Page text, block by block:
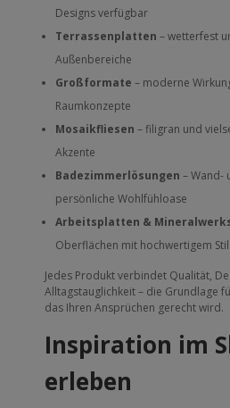
Designs verfügbar
Terrassenplatten – wetterfest
Außenbereiche
Großformate – moderne
Raumkonzepte
Mosaikfliesen – filigran und
Akzente
Badezimmerlösungen – Wand-
persönliche Wohlfühloase
Arbeitsplatten &
Oberflächen mit hochwertigem Stil
Jedes Produkt verbindet Qualität,
Alltagstauglichkeit – die Grundlage
das Ihren Ansprüchen gerecht wird.
Inspiration im
erleben